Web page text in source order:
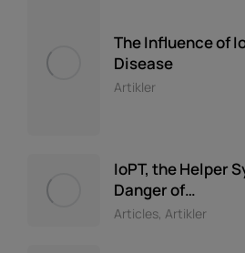
The Influence of
Disease
Artikler
IoPT, the Helper
Danger of…
Articles, Artikler